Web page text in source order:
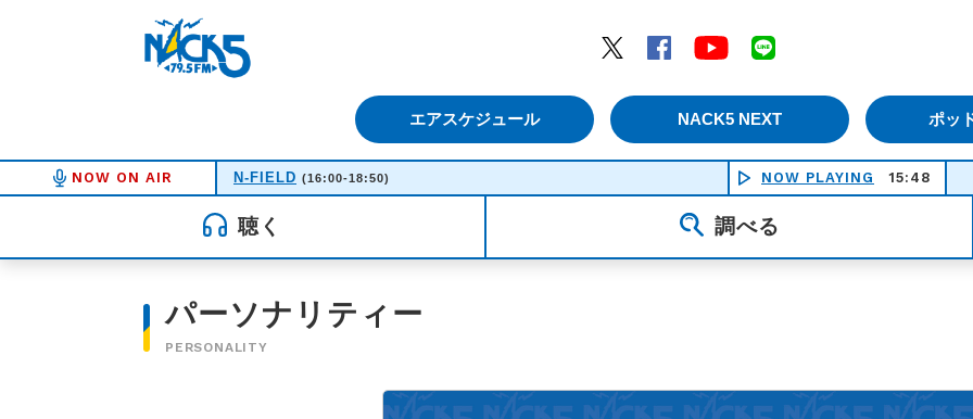
Twitter
Facebook YouTube
エアスケジュール NACK5 NEXT ポッ
NOW ON AIR N-FIELD (16:00-18:50) NOW PLAYING 15:48
聴く 調べる
パーソナリティー
PERSONALITY